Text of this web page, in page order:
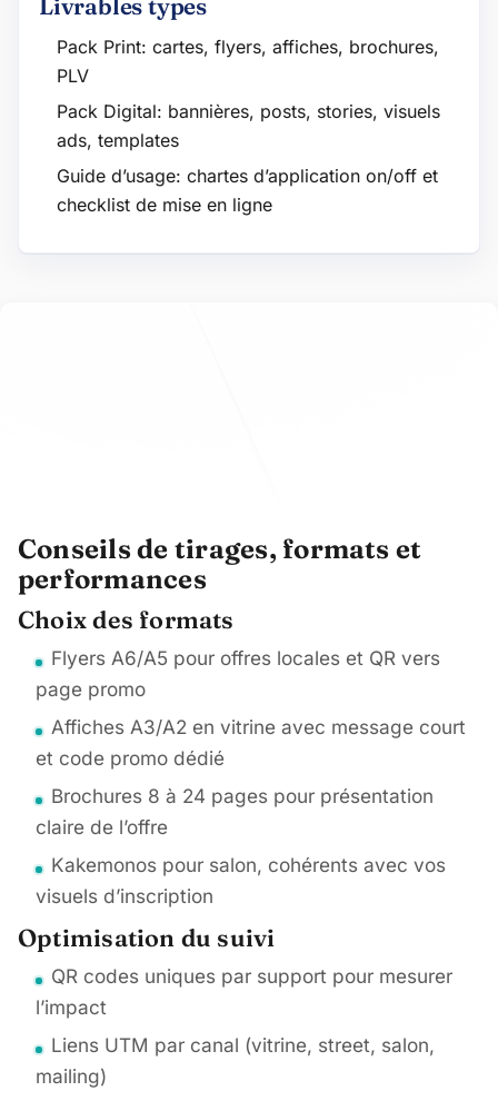
Livrables types
Pack Print: cartes, flyers, affiches, brochures,
PLV
Pack Digital: bannières, posts, stories, visuels
ads, templates
Guide d’usage: chartes d’application on/off et
checklist de mise en ligne
Conseils de tirages, formats et
performances
Choix des formats
Flyers A6/A5 pour offres locales et QR vers
page promo
Affiches A3/A2 en vitrine avec message court
et code promo dédié
Brochures 8 à 24 pages pour présentation
claire de l’offre
Kakemonos pour salon, cohérents avec vos
visuels d’inscription
Optimisation du suivi
QR codes uniques par support pour mesurer
l’impact
Liens UTM par canal (vitrine, street, salon,
mailing)